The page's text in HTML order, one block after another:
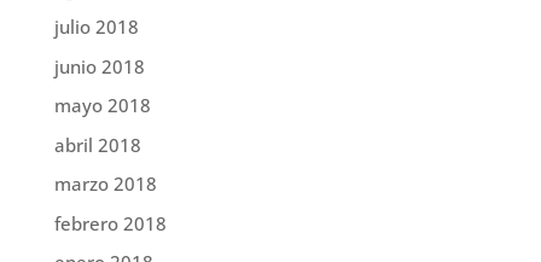
julio 2018
junio 2018
mayo 2018
abril 2018
marzo 2018
febrero 2018